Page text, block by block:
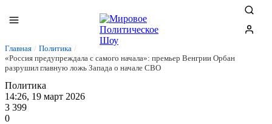
Главная / Политика /
«Россия предупреждала с самого начала»: премьер Венгрии Орбан
разрушил главную ложь Запада о начале СВО
Политика
14:26, 19 март 2026
3 399
0